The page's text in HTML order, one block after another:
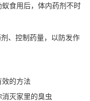
食用后，体内药剂不时
、控制药量，以防发作
效的方法
灭家里的臭虫